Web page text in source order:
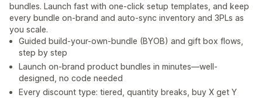
bundles. Launch fast with one-click setup templates, and keep
every bundle on-brand and auto-sync inventory and 3PLs as
you scale.
Guided build-your-own-bundle (BYOB) and gift box flows,
step by step
Launch on-brand product bundles in minutes—well-
designed, no code needed
Every discount type: tiered, quantity breaks, buy X get Y